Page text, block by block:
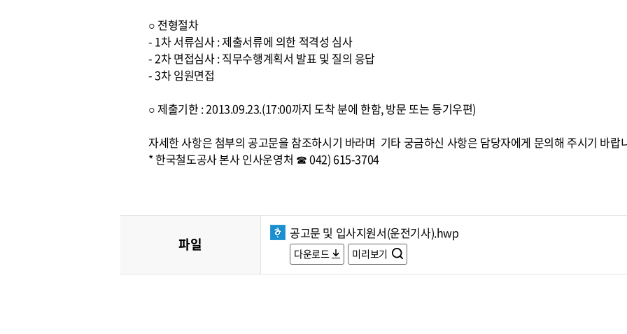
○ 전형절차
- 1차 서류심사 : 제출서류에 의한 적격성 심사
- 2차 면접심사 : 직무수행계획서 발표 및 질의 응답
- 3차 임원면접
○ 제출기한 : 2013.09.23.(17:00까지 도착 분에 한함, 방문 또는 등기우편)
자세한 사항은 첨부의 공고문을 참조하시기 바라며 기타 궁금하신 사항은 담당자에게 문의해 주시기 바랍
* 한국철도공사 본사 인사운영처 ☎ 042) 615-3704
파일
공고문 및 입사지원서(운전기사).hwp
다운로드 미리보기